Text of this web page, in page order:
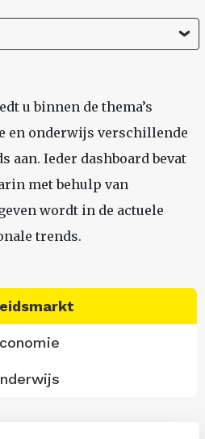
u binnen de thema’s
en onderwijs verschillende
aan. Ieder dashboard bevat
met behulp van
wordt in de actuele
trends.